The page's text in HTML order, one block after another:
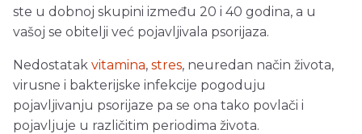
ste u dobnoj skupini između 20 i 40 godina, a u
vašoj se obitelji već pojavljivala psorijaza.
Nedostatak vitamina, stres, neuredan način života,
virusne i bakterijske infekcije pogoduju
pojavljivanju psorijaze pa se ona tako povlači i
pojavljuje u različitim periodima života.